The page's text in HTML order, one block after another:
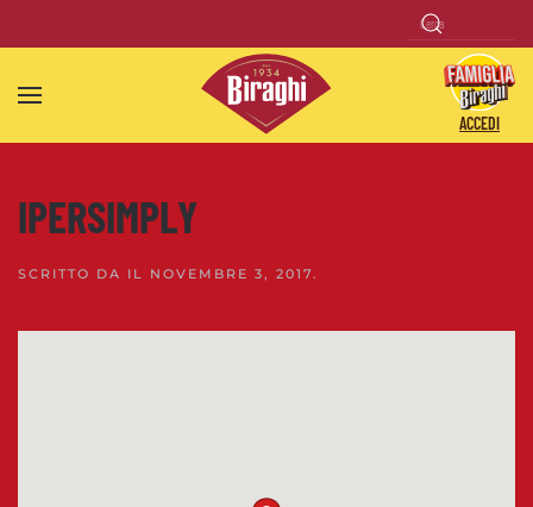
Skip to main content
ACCEDI
IPERSIMPLY
SCRITTO DA IL NOVEMBRE 3, 2017.